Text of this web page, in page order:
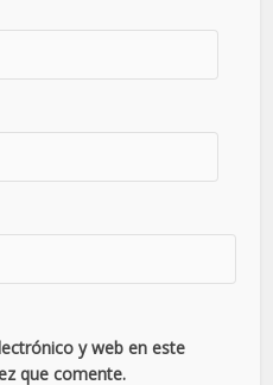
y web en este
que comente.